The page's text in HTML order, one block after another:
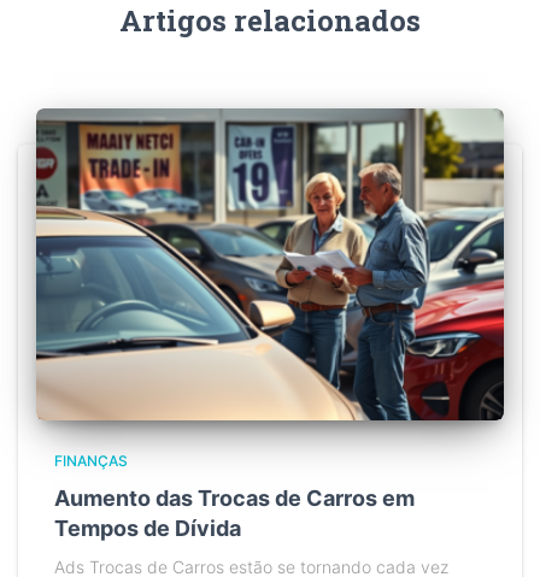
Artigos relacionados
FINANÇAS
Aumento das Trocas de Carros em
Tempos de Dívida
Ads Trocas de Carros estão se tornando cada vez